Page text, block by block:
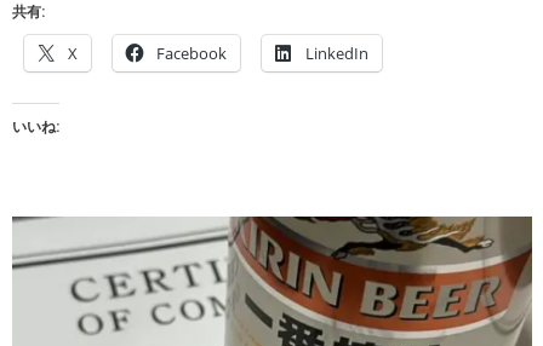
共有:
X Facebook LinkedIn
いいね: